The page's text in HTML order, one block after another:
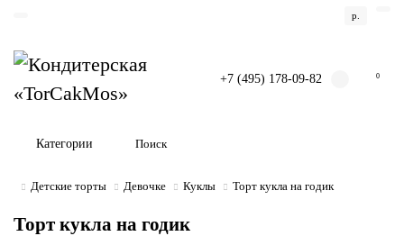
р.
+7 (495) 178-09-82 0
Категории
Детские торты Девочке Куклы Торт кукла на годик
Торт кукла на годик